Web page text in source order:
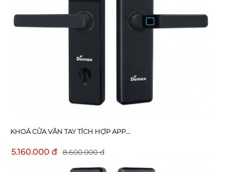
KHOÁ CỬA VÂN TAY TÍCH HỢP APP...
5.160.000 đ 8.600.000 đ